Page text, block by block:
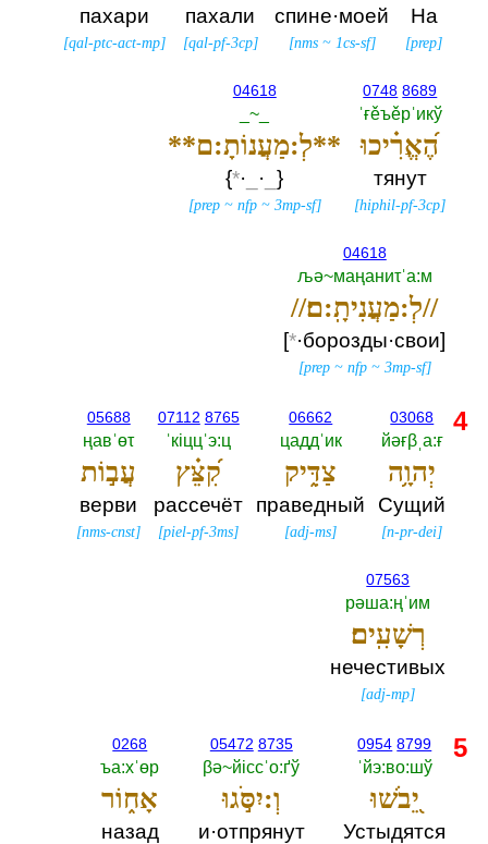
На
[prep]
спине·моей
[nms~ 1cs-sf]
пахали
[qal-pf-3cp]
пахари
[qal-ptc-act-mp]
0748 8689
ˈғěъěрˈикў
הֶ֝אֱרִ֗יכוּ
тянут
[hiphil-pf-3cp]
04618
_~_
**לְ:מַעֲנוֹתָ:ם**
{‎*· · _‎}
[prep~ nfp~ 3mp-sf]
04618
љә~маңаниτˈа:м
//לְ:מַעֲנִיתָֽ:ם׃//
[‎*·борозды·свои]
[prep~ nfp~ 3mp-sf]
03068
йәғβˌа:ғ
יְהוָ֥ה
Сущий
[n-pr-dei]
06662
цаддˈик
צַדִּ֑יק
праведный
[adj-ms]
07112 8765
ˈкiццˈэ:ц
קִ֝צֵּ֗ץ
рассечёт
[piel-pf-3ms]
05688
ңавˈөτ
עֲב֣וֹת
верви
[nms-cnst]
07563
рәша:ңˈим
רְשָׁעִֽים׃
нечестивых
[adj-mp]
4
0954 8799
ˈйэ:во:шў
יֵ֭בֹשׁוּ
Устыдятся
05472 8735
βә~йiссˈо:ґў
וְ:יִסֹּ֣גוּ
и·отпрянут
0268
ъа:хˈөр
אָח֑וֹר
назад
5